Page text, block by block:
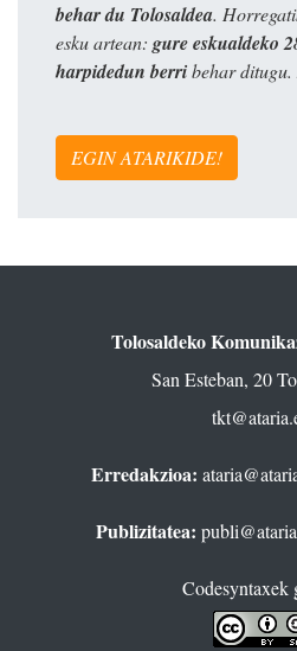
behar du Tolosaldea.
esku artean: gure eskualdeko
harpidedun berribehar ditugu.
EGIN ATARIKIDE!
Tolosaldeko
San Esteban, 20
Erredakzioa:
Publizitatea:
Codesyntaxek